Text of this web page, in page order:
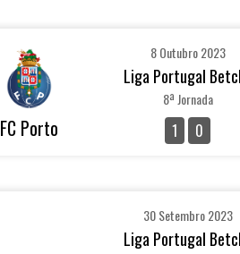
FC Porto
8 Outubro 2023
Liga Portugal
8ª Jornada
1 0
30 Setembro 2023
Liga Portugal